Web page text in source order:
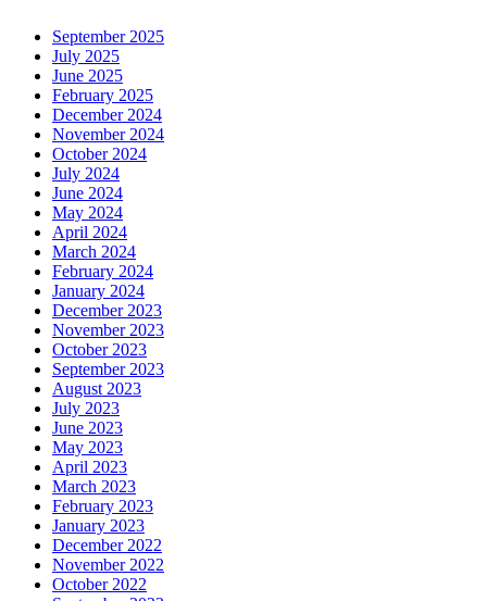
September 2025
July 2025
June 2025
February 2025
December 2024
November 2024
October 2024
July 2024
June 2024
May 2024
April 2024
March 2024
February 2024
January 2024
December 2023
November 2023
October 2023
September 2023
August 2023
July 2023
June 2023
May 2023
April 2023
March 2023
February 2023
January 2023
December 2022
November 2022
October 2022